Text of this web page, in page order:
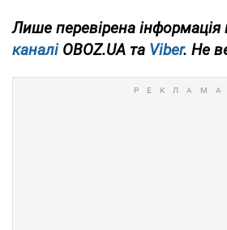
Лише перевірена інформація
каналіOBOZ.UA та Viber. Не